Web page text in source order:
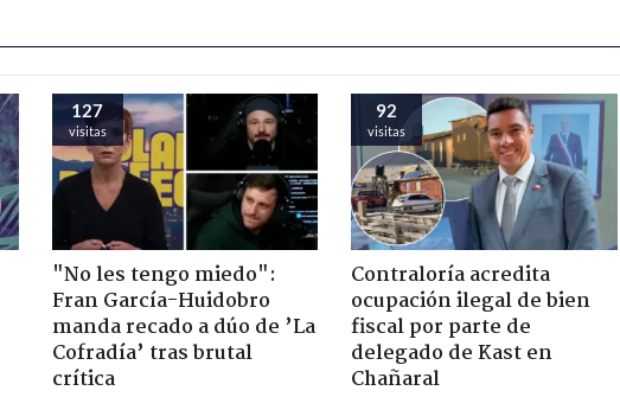
127
visitas
"No les tengo miedo":
Fran García-Huidobro
manda recado a dúo de ’La
Cofradía’ tras brutal
crítica
92
visitas
Contraloría acredita
ocupación ilegal de bien
fiscal por parte de
delegado de Kast en
Chañaral